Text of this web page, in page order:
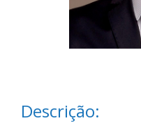
Descrição: